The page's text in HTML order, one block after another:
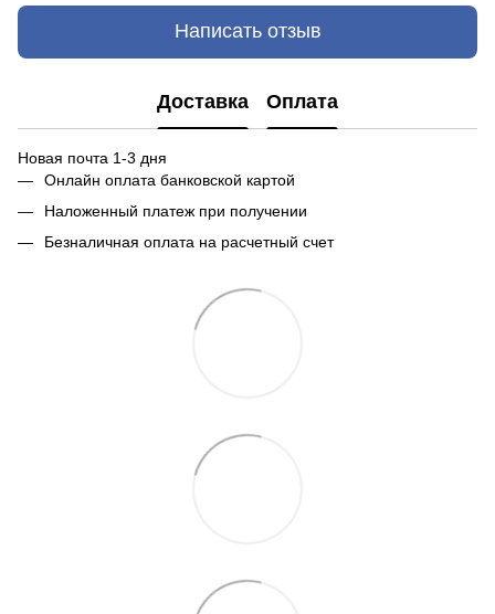
Написать отзыв
Доставка Оплата
Новая почта 1-3 дня
Онлайн оплата банковской картой
Наложенный платеж при получении
Безналичная оплата на расчетный счет